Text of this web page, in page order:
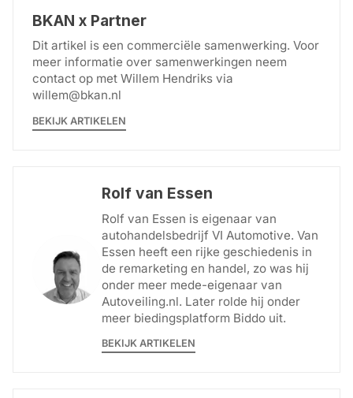
BKAN x Partner
Dit artikel is een commerciële samenwerking. Voor
meer informatie over samenwerkingen neem
contact op met Willem Hendriks via
willem@bkan.nl
BEKIJK ARTIKELEN
Rolf van Essen
Rolf van Essen is eigenaar van
autohandelsbedrijf VI Automotive. Van
Essen heeft een rijke geschiedenis in
de remarketing en handel, zo was hij
onder meer mede-eigenaar van
Autoveiling.nl. Later rolde hij onder
meer biedingsplatform Biddo uit.
BEKIJK ARTIKELEN